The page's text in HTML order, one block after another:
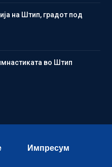
на Штип, градот под
во Штип
Импресум